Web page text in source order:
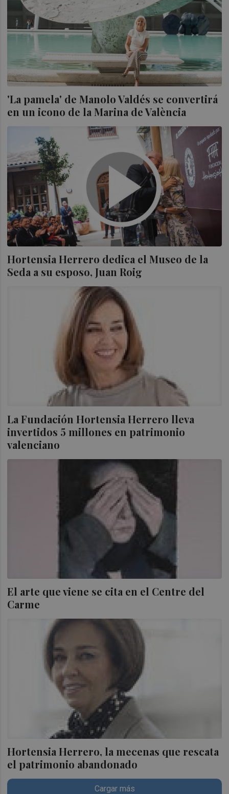
'La pamela' de Manolo Valdés se convertirá
en un icono de la Marina de València
Hortensia Herrero dedica el Museo de la
Seda a su esposo, Juan Roig
La Fundación Hortensia Herrero lleva
invertidos 5 millones en patrimonio
valenciano
El arte que viene se cita en el Centre del
Carme
Hortensia Herrero, la mecenas que rescata
el patrimonio abandonado
Cargar más